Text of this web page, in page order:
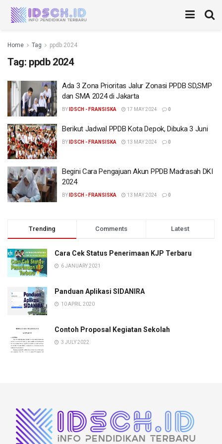
Home Tag ppdb 2024
Tag: ppdb 2024
Ada 3 Zona Prioritas Jalur Zonasi PPDB SD,SMP
dan SMA 2024 di Jakarta
BY IDSCH - FRANSISKA 17 MAY 2024 0
Berikut Jadwal PPDB Kota Depok, Dibuka 3 Juni
BY IDSCH - FRANSISKA 13 MAY 2024 0
Begini Cara Pengajuan Akun PPDB Madrasah DKI
2024
BY IDSCH - FRANSISKA 13 MAY 2024 0
Trending Comments Latest
Cara Cek Status Penerimaan KJP Terbaru
6 JANUARY 2021
Panduan Aplikasi SIDANIRA
10 APRIL 2020
Contoh Proposal Kegiatan Sekolah
3 JULY 2022